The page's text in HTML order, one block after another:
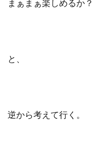
まぁまぁ楽しめるか？
と、
逆から考えて行く。